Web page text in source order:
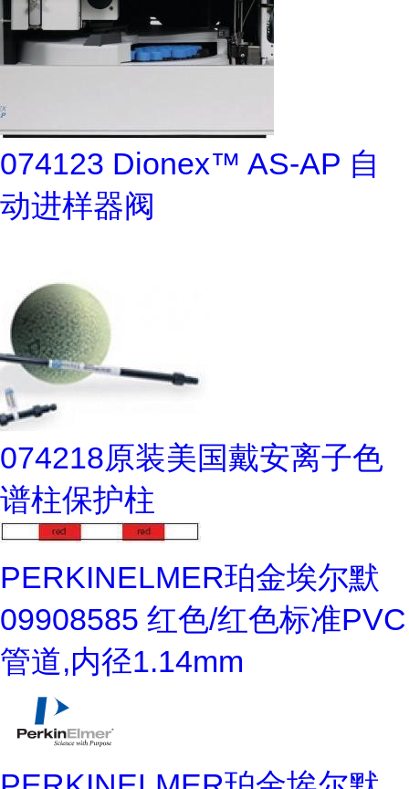
074123 Dionex™ AS-AP 自
动进样器阀
074218原装美国戴安离子色
谱柱保护柱
PERKINELMER珀金埃尔默
09908585 红色/红色标准PVC
管道,内径1.14mm